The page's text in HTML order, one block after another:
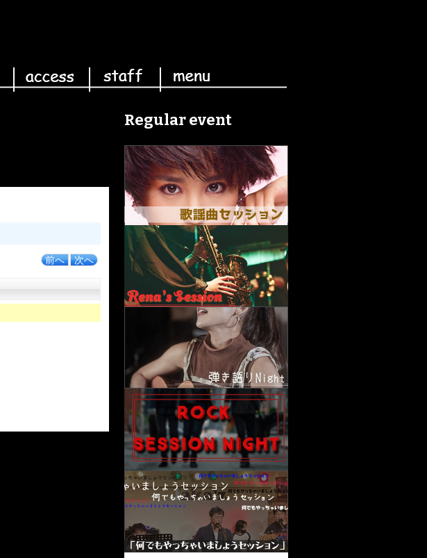
前へ 次へ
Regular event